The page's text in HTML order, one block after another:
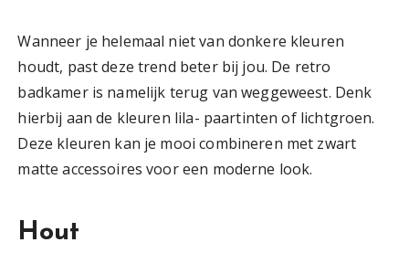
Wanneer je helemaal niet van donkere kleuren
houdt, past deze trend beter bij jou. De retro
badkamer is namelijk terug van weggeweest. Denk
hierbij aan de kleuren lila- paartinten of lichtgroen.
Deze kleuren kan je mooi combineren met zwart
matte accessoires voor een moderne look.
Hout